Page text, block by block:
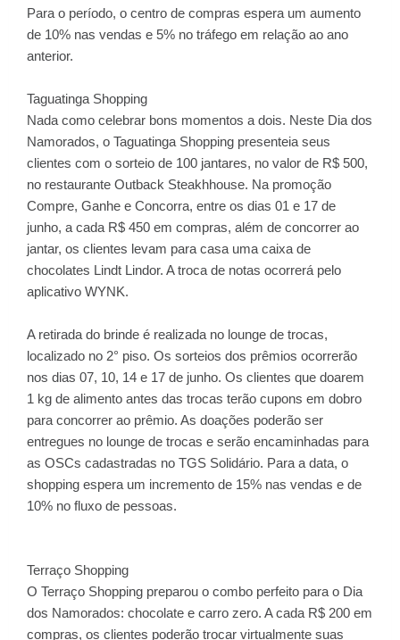
Para o período, o centro de compras espera um aumento
de 10% nas vendas e 5% no tráfego em relação ao ano
anterior.
Taguatinga Shopping
Nada como celebrar bons momentos a dois. Neste Dia dos
Namorados, o Taguatinga Shopping presenteia seus
clientes com o sorteio de 100 jantares, no valor de R$ 500,
no restaurante Outback Steakhhouse. Na promoção
Compre, Ganhe e Concorra, entre os dias 01 e 17 de
junho, a cada R$ 450 em compras, além de concorrer ao
jantar, os clientes levam para casa uma caixa de
chocolates Lindt Lindor. A troca de notas ocorrerá pelo
aplicativo WYNK.
A retirada do brinde é realizada no lounge de trocas,
localizado no 2° piso. Os sorteios dos prêmios ocorrerão
nos dias 07, 10, 14 e 17 de junho. Os clientes que doarem
1 kg de alimento antes das trocas terão cupons em dobro
para concorrer ao prêmio. As doações poderão ser
entregues no lounge de trocas e serão encaminhadas para
as OSCs cadastradas no TGS Solidário. Para a data, o
shopping espera um incremento de 15% nas vendas e de
10% no fluxo de pessoas.
Terraço Shopping
O Terraço Shopping preparou o combo perfeito para o Dia
dos Namorados: chocolate e carro zero. A cada R$ 200 em
compras, os clientes poderão trocar virtualmente suas